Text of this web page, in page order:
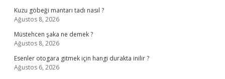
Kuzu göbeği mantarı tadı nasıl ?
Ağustos 8, 2026
Müstehcen şaka ne demek ?
Ağustos 8, 2026
Esenler otogara gitmek için hangi durakta inilir ?
Ağustos 6, 2026